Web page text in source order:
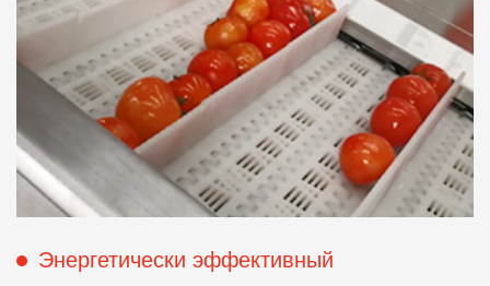
Энергетически эффективный